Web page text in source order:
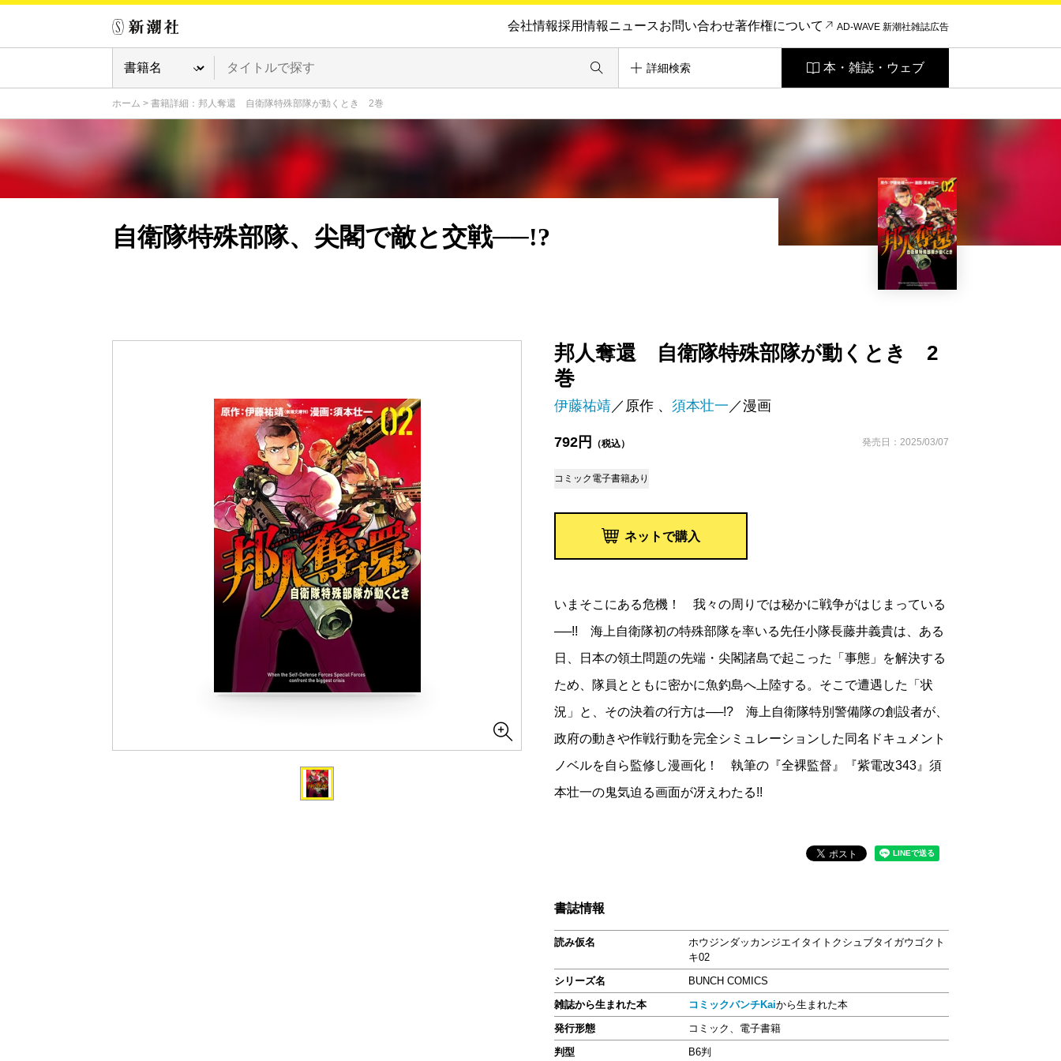
会社情報採用情報ニュースお問い合わせ著作権について AD-WAVE 新潮社雑誌広告
詳細検索 本・雑誌・ウェブ
ホーム > 書籍詳細：邦人奪還 自衛隊特殊部隊が動くとき 2巻
邦人奪還 自衛隊特殊部隊が動くとき 2
巻
伊藤祐靖／原作 、 須本壮一 ／漫画
792円 （税込） 発売日：2025/03/07
コミック 電子書籍あり
ネットで購入
自衛隊特殊部隊、尖閣で敵と交戦──!?
いまそこにある危機！ 我々の周りでは秘かに戦争がはじまっている
──!! 海上自衛隊初の特殊部隊を率いる先任小隊長藤井義貴は、ある
日、日本の領土問題の先端・尖閣諸島で起こった「事態」を解決する
ため、隊員とともに密かに魚釣島へ上陸する。そこで遭遇した「状
況」と、その決着の行方は──!? 海上自衛隊特別警備隊の創設者が、
政府の動きや作戦行動を完全シミュレーションした同名ドキュメント
ノベルを自ら監修し漫画化！ 執筆の『全裸監督』『紫電改343』須
本壮一の鬼気迫る画面が冴えわたる!!
書誌情報
読み仮名
ホウジンダッカンジエイタイトクシュブタイガウゴクト
キ02
シリーズ名
BUNCH COMICS
雑誌から生まれた本
コミックバンチKaiから生まれた本
発行形態
コミック、電子書籍
判型
B6判